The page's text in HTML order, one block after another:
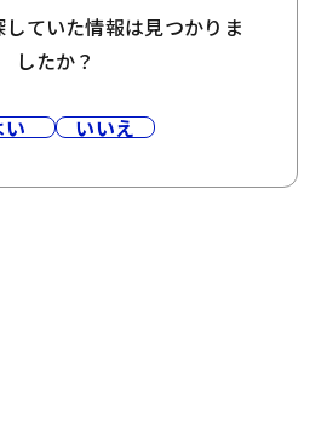
ていた情報は見つかりま
したか？
い いいえ